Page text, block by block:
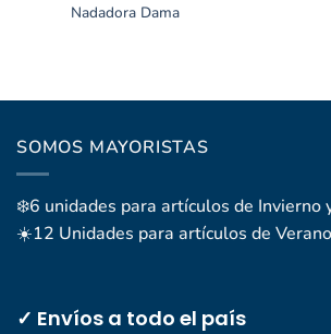
Nadadora Dama
SOMOS MAYORISTAS
❄️6 unidades para artículos de Invierno
☀️12 Unidades para artículos de
✓ Envíos a todo el país